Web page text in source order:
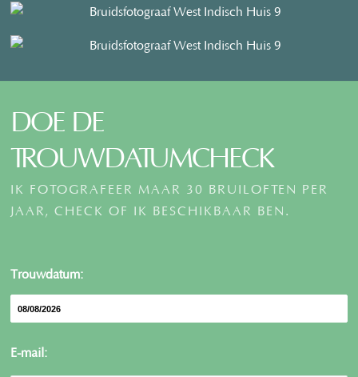
DOE DE
TROUWDATUMCHECK
IK FOTOGRAFEER MAAR 30 BRUILOFTEN PER
JAAR, CHECK OF IK BESCHIKBAAR BEN.
Trouwdatum:
E-mail: